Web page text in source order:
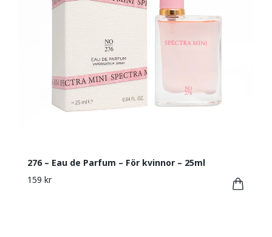
276 – Eau de Parfum – För kvinnor – 25ml
159 kr